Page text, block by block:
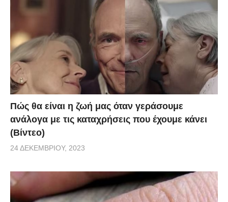
Πώς θα είναι η ζωή μας όταν γεράσουμε
ανάλογα με τις καταχρήσεις που έχουμε κάνει
(Βίντεο)
24 ΔΕΚΕΜΒΡΊΟΥ, 2023